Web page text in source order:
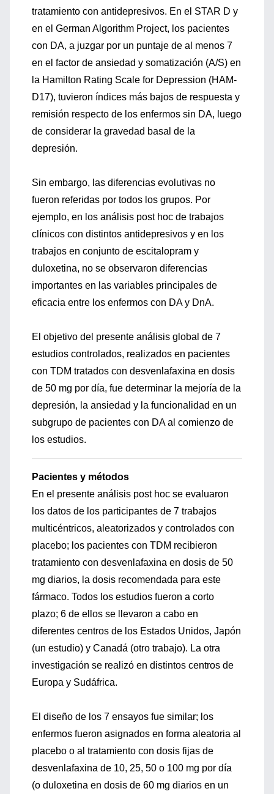
tratamiento con antidepresivos. En el STAR D y
en el German Algorithm Project, los pacientes
con DA, a juzgar por un puntaje de al menos 7
en el factor de ansiedad y somatización (A/S) en
la Hamilton Rating Scale for Depression (HAM-
D17), tuvieron índices más bajos de respuesta y
remisión respecto de los enfermos sin DA, luego
de considerar la gravedad basal de la
depresión.
Sin embargo, las diferencias evolutivas no
fueron referidas por todos los grupos. Por
ejemplo, en los análisis post hoc de trabajos
clínicos con distintos antidepresivos y en los
trabajos en conjunto de escitalopram y
duloxetina, no se observaron diferencias
importantes en las variables principales de
eficacia entre los enfermos con DA y DnA.
El objetivo del presente análisis global de 7
estudios controlados, realizados en pacientes
con TDM tratados con desvenlafaxina en dosis
de 50 mg por día, fue determinar la mejoría de la
depresión, la ansiedad y la funcionalidad en un
subgrupo de pacientes con DA al comienzo de
los estudios.
Pacientes y métodos
En el presente análisis post hoc se evaluaron
los datos de los participantes de 7 trabajos
multicéntricos, aleatorizados y controlados con
placebo; los pacientes con TDM recibieron
tratamiento con desvenlafaxina en dosis de 50
mg diarios, la dosis recomendada para este
fármaco. Todos los estudios fueron a corto
plazo; 6 de ellos se llevaron a cabo en
diferentes centros de los Estados Unidos, Japón
(un estudio) y Canadá (otro trabajo). La otra
investigación se realizó en distintos centros de
Europa y Sudáfrica.
El diseño de los 7 ensayos fue similar; los
enfermos fueron asignados en forma aleatoria al
placebo o al tratamiento con dosis fijas de
desvenlafaxina de 10, 25, 50 o 100 mg por día
(o duloxetina en dosis de 60 mg diarios en un